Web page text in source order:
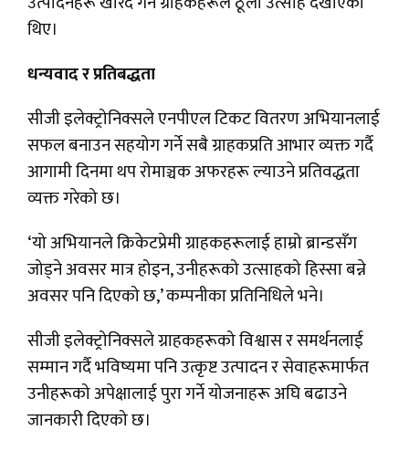
थिए।
धन्यवाद र प्रतिबद्धता
सीजी इलेक्ट्रोनिक्सले एनपीएल टिकट वितरण अभियानलाई
सफल बनाउन सहयोग गर्ने सबै ग्राहकप्रति आभार व्यक्त गर्दै
आगामी दिनमा थप रोमाञ्चक अफरहरू ल्याउने प्रतिवद्धता
व्यक्त गरेको छ।
‘यो अभियानले क्रिकेटप्रेमी ग्राहकहरूलाई हाम्रो ब्रान्डसँग
जोड्ने अवसर मात्र होइन, उनीहरूको उत्साहको हिस्सा बन्ने
अवसर पनि दिएको छ,’ कम्पनीका प्रतिनिधिले भने।
सीजी इलेक्ट्रोनिक्सले ग्राहकहरूको विश्वास र समर्थनलाई
सम्मान गर्दै भविष्यमा पनि उत्कृष्ट उत्पादन र सेवाहरूमार्फत
उनीहरूको अपेक्षालाई पुरा गर्ने योजनाहरू अघि बढाउने
जानकारी दिएको छ।